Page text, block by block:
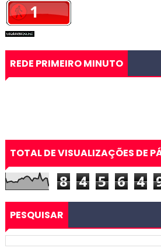
REDE PRIMEIRO MINUTO
TOTAL DE VISUALIZAÇÕES DE
8 4 5 6 4
PESQUISAR